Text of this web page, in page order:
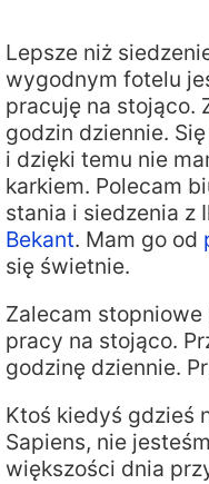
Lepsze niż
wygodnym fotelu
pracuję na stojąco.
godzin dziennie.
i dzięki temu nie
karkiem. Polecam
stania i siedzenia z
Bekant. Mam go od
się świetnie.
Zalecam
pracy na stojąco.
godzinę dziennie.
Ktoś kiedyś gdzieś
Sapiens, nie
większości dnia